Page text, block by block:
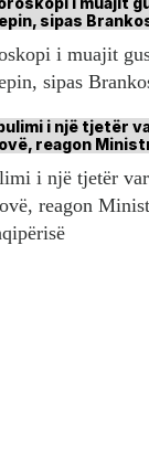
i muajit
sipas
i një tjetër
reagon